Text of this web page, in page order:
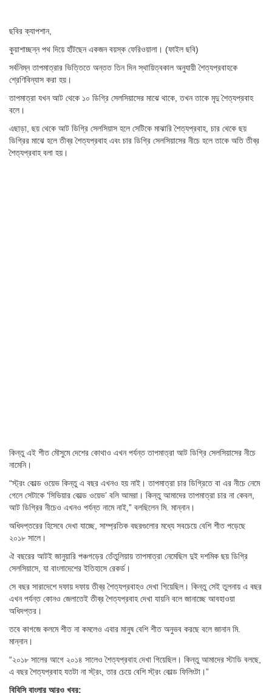
ছবির ক্যাপশান,
কুয়াশাচ্ছন্ন পথ দিয়ে হাঁটছেন একজন বয়স্ক ফেরিওয়ালা। (ফাইল ছবি)
সর্বনিম্ন তাপমাত্রার ভিত্তিতে অন্তত তিন দিন স্থায়িত্বকাল অনুযায়ী শৈত্যপ্রবাহকে
শ্রেণিবিন্যাস করা হয়।
তাপমাত্রা যখন আট থেকে ১০ ডিগ্রি সেলসিয়াসের মাঝে থাকে, তখন তাকে মৃদু শৈত্যপ্রবাহ
বলে।
এছাড়া, ছয় থেকে আট ডিগ্রি সেলসিয়াস হলে সেটিকে মাঝারি শৈত্যপ্রবাহ, চার থেকে ছয়
ডিগ্রির মাঝে হলে তীব্র শৈত্যপ্রবাহ এবং চার ডিগ্রি সেলসিয়াসের নীচে হলে তাকে অতি তীব্র
শৈত্যপ্রবাহ বলা হয়।
কিন্তু এই শীত মৌসুমে দেশের কোথাও এখন পর্যন্ত তাপমাত্রা আট ডিগ্রি সেলসিয়াসের নীচে
নামেনি।
“স্ট্রং কোল্ড ওয়েভ কিন্তু এ বছর এখনও হয় নাই। তাপমাত্রা চার ডিগ্রিতে বা এর নীচে নেমে
গেলে সেটাকে ‘সিভিয়ার কোল্ড ওয়েভ’ বলি আমরা। কিন্তু আমাদের তাপমাত্রা চার না কেবল,
আট ডিগ্রির নীচেও এখনও পর্যন্ত নামে নাই,” বলছিলেন মি. মান্নান।
অধিদপ্তরের হিসেবে দেখা যাচ্ছে, সাম্প্রতিক বছরগুলোর মধ্যে সবচেয়ে বেশি শীত পড়েছে
২০১৮ সালে।
ঐ বছরের আটই জানুয়ারি পঞ্চগড়ের তেঁতুলিয়ায় তাপমাত্রা নেমেছিল দুই দশমিক ছয় ডিগ্রি
সেলসিয়াসে, যা বাংলাদেশের ইতিহাসে রেকর্ড।
সে বছর সারাদেশে দফায় দফায় তীব্র শৈত্যপ্রবাহও দেখা গিয়েছিল। কিন্তু সেই তুলনায় এ বছর
এখন পর্যন্ত কোনও জেলাতেই তীব্র শৈত্যপ্রবাহ দেখা যায়নি বলে জানাচ্ছে আবহাওয়া
অধিদপ্তর।
তবে কাগজে কলমে শীত না কমলেও এবার মানুষ বেশি শীত অনুভব করছে বলে জানান মি.
মান্নান।
“২০১৮ সালের আগে ২০১৪ সালেও শৈত্যপ্রবাহ দেখা গিয়েছিল। কিন্তু আমাদের স্টাডি বলছে,
এ বছর শৈত্যপ্রবাহ যতটা না স্ট্রং, তার চেয়ে বেশি স্ট্রং কোল্ড ফিলিংটা।”
বিবিসি বাংলার আরও খবর: